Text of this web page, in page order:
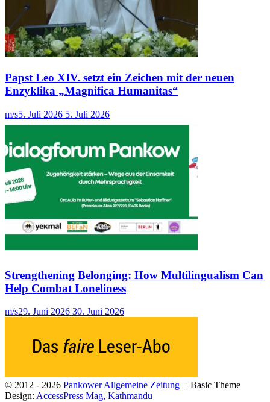
Papst Leo XIV. setzt ein Zeichen mit der neuen
Enzyklika „Magnifica Humanitas“
m/s5. Juli 2026 5. Juli 2026
Strengthening Belonging: How Multilingualism Can
Help Combat Loneliness
m/s29. Juni 2026 30. Juni 2026
© 2012 - 2026 Pankower Allgemeine Zeitung | | Basic Theme
Design: AccessPress Mag, Kathmandu